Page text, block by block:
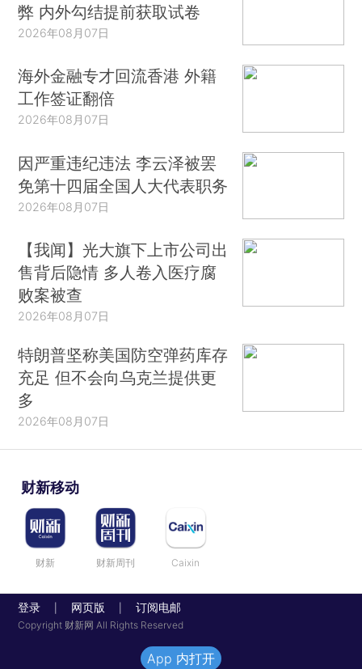
弊 内外勾结提前获取试卷
2026年08月07日
海外金融专才回流香港 外籍
工作签证翻倍
2026年08月07日
因严重违纪违法 李云泽被罢
免第十四届全国人大代表职务
2026年08月07日
【我闻】光大旗下上市公司出
售背后隐情 多人卷入医疗腐
败案被查
2026年08月07日
特朗普坚称美国防空弹药库存
充足 但不会向乌克兰提供更
多
2026年08月07日
财新移动
财新 财新周刊 Caixin
登录 网页版 订阅电邮
Copyright 财新网 All Rights Reserved
App 内打开